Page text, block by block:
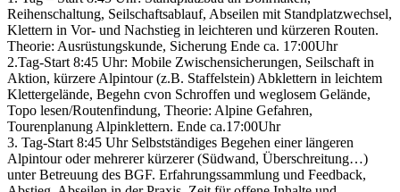
Reihenschaltung, Seilschaftsablauf, Abseilen mit Standplatzwechsel,
Klettern in Vor- und Nachstieg in leichteren und kürzeren Routen.
Theorie: Ausrüstungskunde, Sicherung Ende ca. 17:00Uhr
2.Tag-Start 8:45 Uhr: Mobile Zwischensicherungen, Seilschaft in
Aktion, kürzere Alpintour (z.B. Staffelstein) Abklettern in leichtem
Klettergelände, Begehn cvon Schroffen und weglosem Gelände,
Topo lesen/Routenfindung, Theorie: Alpine Gefahren,
Tourenplanung Alpinklettern. Ende ca.17:00Uhr
3. Tag-Start 8:45 Uhr Selbstständiges Begehen einer längeren
Alpintour oder mehrerer kürzerer (Südwand, Überschreitung…)
unter Betreuung des BGF. Erfahrungssammlung und Feedback,